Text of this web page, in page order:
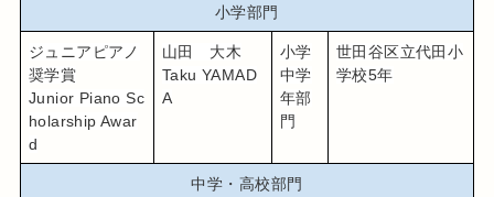
小学部門
ジュニアピアノ
奨学賞
Junior Piano Sc
holarship Awar
d
山田　大木
Taku YAMAD
A
小学
中学
年部
門
世田谷区立代田小
学校5年
中学・高校部門